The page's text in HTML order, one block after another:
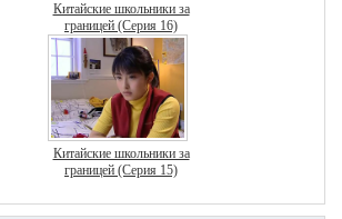
Китайские школьники за
границей (Серия 16)
Китайские школьники за
границей (Серия 15)